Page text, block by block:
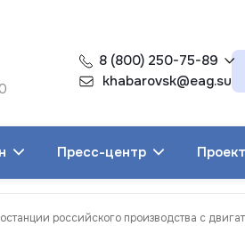
8 (800) 250-75-89
khabarovsk@eag.su
Пресс-центр
российского производства с